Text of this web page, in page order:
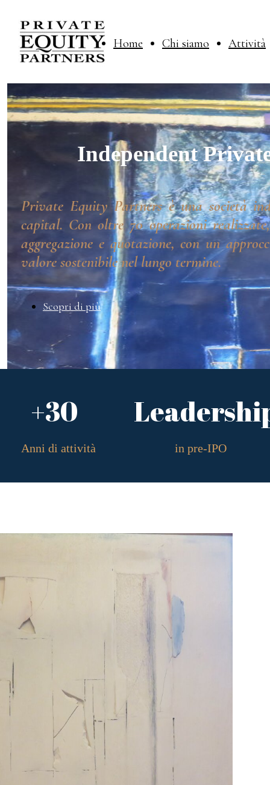
Home Chi siamo Attività
Independent
Private Equity Partners è una società
capital. Con oltre 70 operazioni
aggregazione e quotazione, con un
valore sostenibile nel lungo termine.
Scopri di più
+30
in pre-IPO
Anni di attività